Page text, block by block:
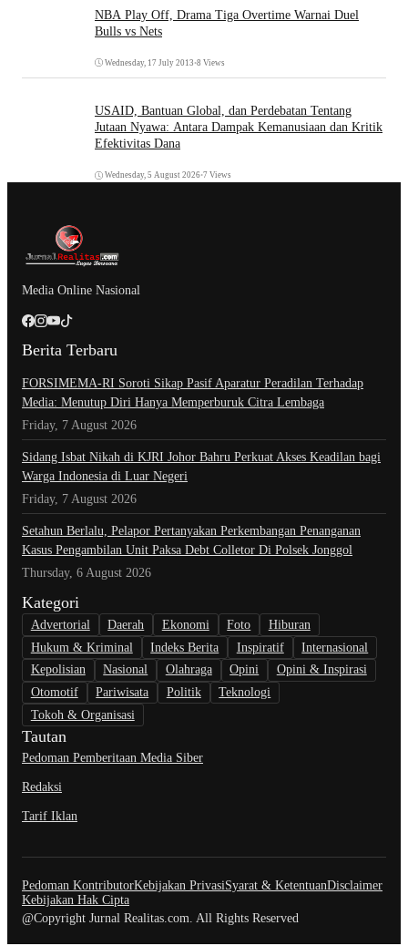
NBA Play Off, Drama Tiga Overtime Warnai Duel
Bulls vs Nets
Wednesday, 17 July 2013 •8 Views
USAID, Bantuan Global, dan Perdebatan Tentang
Jutaan Nyawa: Antara Dampak Kemanusiaan dan Kritik
Efektivitas Dana
Wednesday, 5 August 2026•7 Views
Media Online Nasional
Berita Terbaru
​FORSIMEMA-RI Soroti Sikap Pasif Aparatur Peradilan Terhadap
Media: Menutup Diri Hanya Memperburuk Citra Lembaga
Friday, 7 August 2026
Sidang Isbat Nikah di KJRI Johor Bahru Perkuat Akses Keadilan bagi
Warga Indonesia di Luar Negeri
Friday, 7 August 2026
Setahun Berlalu, Pelapor Pertanyakan Perkembangan Penanganan
Kasus Pengambilan Unit Paksa Debt Colletor Di Polsek Jonggol
Thursday, 6 August 2026
Kategori
Advertorial Daerah Ekonomi Foto
Hiburan
Hukum & Kriminal
Indeks Berita Inspiratif
Internasional
Kepolisian
Nasional Olahraga Opini
Opini & Inspirasi
Otomotif
Pariwisata Politik
Teknologi
Tokoh & Organisasi
Tautan
Pedoman Pemberitaan Media Siber
Redaksi
Tarif Iklan
Pedoman KontributorKebijakan PrivasiSyarat & KetentuanDisclaimer
Kebijakan Hak Cipta
@Copyright Jurnal Realitas.com. All Rights Reserved